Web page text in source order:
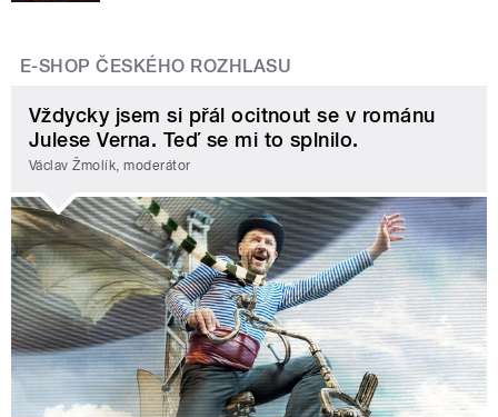
E-SHOP ČESKÉHO ROZHLASU
Vždycky jsem si přál ocitnout se v románu
Julese Verna. Teď se mi to splnilo.
Václav Žmolík, moderátor